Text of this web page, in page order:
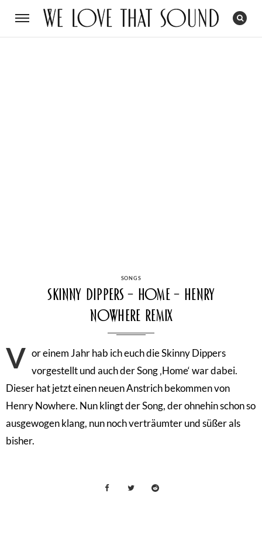
CATEGORIES
SONGS
Skinny Dippers – Home – Henry
Nowhere Remix
V or einem Jahr hab ich euch die Skinny Dippers
vorgestellt und auch der Song ‚Home‘ war dabei.
Dieser hat jetzt einen neuen Anstrich bekommen von
Henry Nowhere. Nun klingt der Song, der ohnehin schon so
ausgewogen klang, nun noch verträumter und süßer als
bisher.